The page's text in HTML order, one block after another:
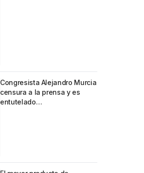
Congresista Alejandro Murcia
censura a la prensa y es
entutelado…